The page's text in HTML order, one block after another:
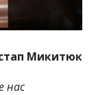
Микитюк
нас